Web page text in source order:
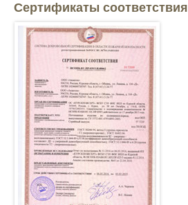
Сертификаты соответствия
Renault
Suzuki
Toyota
Volkswagen
УАЗ